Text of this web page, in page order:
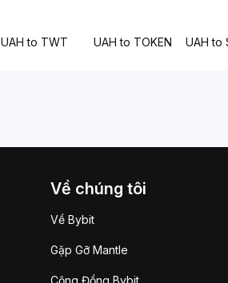
UAH to TWT UAH to TOKEN UAH to
Về chúng tôi
Về Bybit
Gặp Gỡ Mantle
Cộng Đồng Bybit